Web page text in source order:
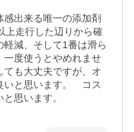
出来る唯一の添加剤
上走行した辺りから確
減、そして1番は滑ら
一度使うとやめれませ
ても大丈夫ですが、オ
と思います。　コス
思います。